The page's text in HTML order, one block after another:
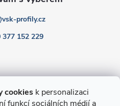
cookies k personalizaci
funkcí sociálních médií a
vsk-profily.cz
377 152 229